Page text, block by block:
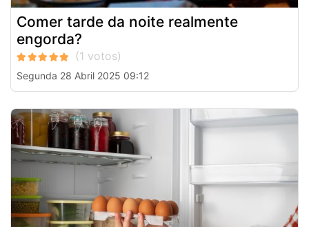
Comer tarde da noite realmente
engorda?
Segunda 28 Abril 2025 09:12